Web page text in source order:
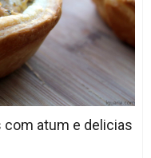
atum e delicias